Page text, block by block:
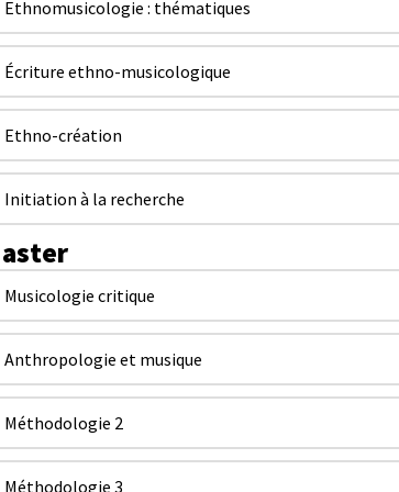
Ethnomusicologie : thématiques
Écriture ethno-musicologique
Ethno-création
Initiation à la recherche
Musicologie critique
Anthropologie et musique
Méthodologie 2
Méthodologie 3